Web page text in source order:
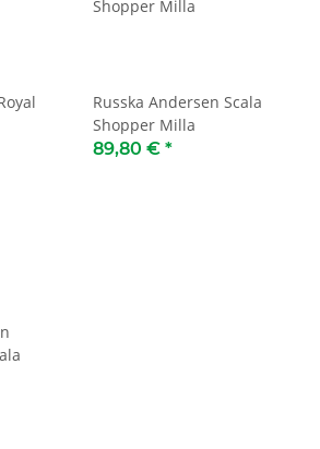
Russka Andersen Scala
Shopper Milla
89,80 € *